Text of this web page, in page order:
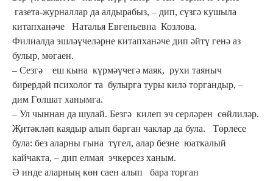
газета-журналлар да алдырабыз, – дип, сүзгә кушыла
китапханәче Наталья Евгеньевна Козлова.
Филиалда эшләүчеләрне китапханәче дип әйтү генә аз
булыр, мөгаен.
– Сезгә еш кына күрмәүчегә маяк, рухи таяныч
бирердәй психолог та булырга туры килә торгандыр, –
дим Гөлшат ханымга.
– Ул чыннан да шулай. Безгә килеп эч серләрен сөйлиләр.
Җитәкләп каядыр алып барган чаклар да була. Төрлесе
була: без аларны гына түгел, алар безне юаткалый
кайчакта, – дип елмая эчкерсез ханым.
Ә инде аларның көн саен алып бара торган